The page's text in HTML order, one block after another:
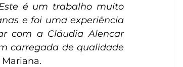
é um trabalho muito
e foi uma experiência
com a Cláudia Alencar
carregada de qualidade